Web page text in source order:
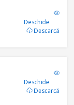
Deschide
Descarcă
Deschide
Descarcă